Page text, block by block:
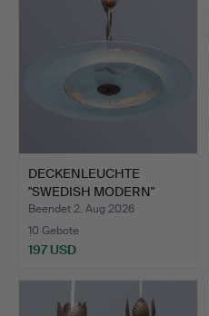
DECKENLEUCHTE
"SWEDISH MODERN"
SCHEIBE AUS…
Beendet 2. Aug 2026
10 Gebote
197 USD